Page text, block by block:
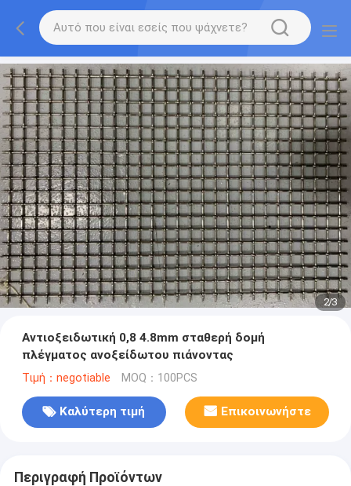
2/3
Αντιοξειδωτική 0,8 4.8mm σταθερή δομή
πλέγματος ανοξείδωτου πιάνοντας
Τιμή：negotiable MOQ：100PCS
Καλύτερη τιμή Επικοινωνήστε
Περιγραφή Προϊόντων